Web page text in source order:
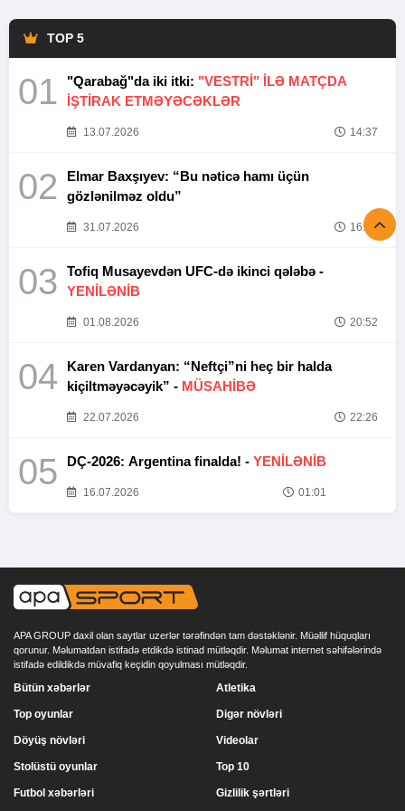
TOP 5
01 "Qarabağ"da iki itki: "VESTRİ" İLƏ MATÇDA
İŞTİRAK ETMƏYƏCƏKLƏR
13.07.2026 14:37
02
Elmar Baxşıyev: “Bu nəticə hamı üçün
gözlənilməz oldu”
31.07.2026 16:26
03
Tofiq Musayevdən UFC-də ikinci qələbə -
YENİLƏNİB
01.08.2026 20:52
04
Karen Vardanyan: “Neftçi”ni heç bir halda
kiçiltməyəcəyik” - MÜSAHİBƏ
22.07.2026 22:26
05 DÇ-2026: Argentina finalda! - YENİLƏNİB
16.07.2026 01:01
APA GROUP daxil olan saytlar uzerlər tərəfindən tam dəstəklənir. Müəllif hüquqları
qorunur. Məlumatdan istifadə etdikdə istinad mütləqdir. Məlumat internet səhifələrində
istifadə edildikdə müvafiq keçidin qoyulması mütləqdir.
Bütün xəbərlər
Top oyunlar
Döyüş növləri
Stolüstü oyunlar
Atletika
Digər növləri
Videolar
Top 10
Futbol xəbərləri Gizlilik şərtləri